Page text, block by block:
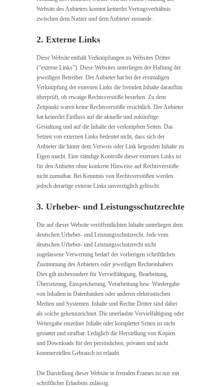
Website des Anbieters kommt keinerlei Vertragsverhältnis
zwischen dem Nutzer und dem Anbieter zustande.
2. Externe Links
Diese Website enthält Verknüpfungen zu Websites Dritter
(“externe Links”). Diese Websites unterliegen der Haftung der
jeweiligen Betreiber. Der Anbieter hat bei der erstmaligen
Verknüpfung der externen Links die fremden Inhalte daraufhin
überprüft, ob etwaige Rechtsverstöße bestehen. Zu dem
Zeitpunkt waren keine Rechtsverstöße ersichtlich. Der Anbieter
hat keinerlei Einfluss auf die aktuelle und zukünftige
Gestaltung und auf die Inhalte der verknüpften Seiten. Das
Setzen von externen Links bedeutet nicht, dass sich der
Anbieter die hinter dem Verweis oder Link liegenden Inhalte zu
Eigen macht. Eine ständige Kontrolle dieser externen Links ist
für den Anbieter ohne konkrete Hinweise auf Rechtsverstöße
nicht zumutbar. Bei Kenntnis von Rechtsverstößen werden
jedoch derartige externe Links unverzüglich gelöscht.
3. Urheber- und Leistungsschutzrechte
Die auf dieser Website veröffentlichten Inhalte unterliegen dem
deutschen Urheber- und Leistungsschutzrecht. Jede vom
deutschen Urheber- und Leistungsschutzrecht nicht
zugelassene Verwertung bedarf der vorherigen schriftlichen
Zustimmung des Anbieters oder jeweiligen Rechteinhabers.
Dies gilt insbesondere für Vervielfältigung, Bearbeitung,
Übersetzung, Einspeicherung, Verarbeitung bzw. Wiedergabe
von Inhalten in Datenbanken oder anderen elektronischen
Medien und Systemen. Inhalte und Rechte Dritter sind dabei
als solche gekennzeichnet. Die unerlaubte Vervielfältigung oder
Weitergabe einzelner Inhalte oder kompletter Seiten ist nicht
gestattet und strafbar. Lediglich die Herstellung von Kopien
und Downloads für den persönlichen, privaten und nicht
kommerziellen Gebrauch ist erlaubt.
Die Darstellung dieser Website in fremden Frames ist nur mit
schriftlicher Erlaubnis zulässig.